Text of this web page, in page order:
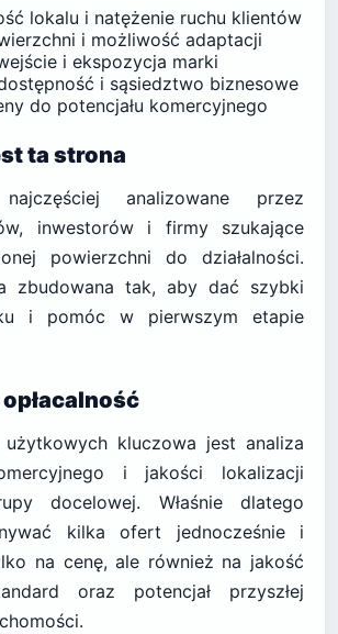
lokalu i natężenie ruchu klientów
i możliwość adaptacji
i ekspozycja marki
i sąsiedztwo biznesowe
do potencjału komercyjnego
ta strona
analizowane przez
inwestorów i firmy szukające
powierzchni do działalności.
zbudowana tak, aby dać szybki
i pomóc w pierwszym etapie
kluczowa jest analiza
i jakości lokalizacji
docelowej. Właśnie dlatego
kilka ofert jednocześnie i
na cenę, ale również na jakość
oraz potencjał przyszłej